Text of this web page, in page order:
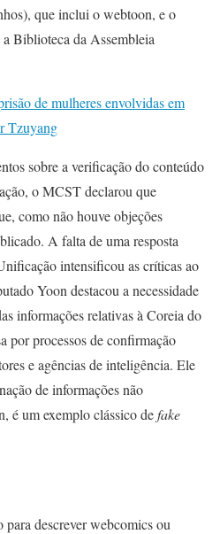
que inclui o webtoon, e o
Biblioteca da Assembleia
de mulheres envolvidas em
Tzuyang
sobre a verificação do conteúdo
o MCST declarou que
como não houve objeções
A falta de uma resposta
intensificou as críticas ao
Yoon destacou a necessidade
informações relativas à Coreia do
por processos de confirmação
e agências de inteligência. Ele
de informações não
é um exemplo clássico defake
descrever webcomics ou